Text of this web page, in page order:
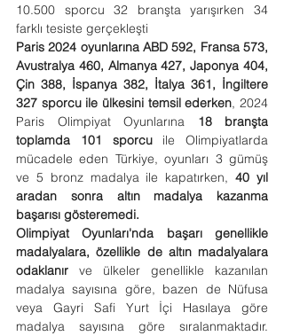
10.500 sporcu 32 branşta yarışırken 34
farklı tesiste gerçekleşti
Paris 2024 oyunlarına ABD 592, Fransa 573,
Avustralya 460, Almanya 427, Japonya 404,
Çin 388, İspanya 382, İtalya 361, İngiltere
327 sporcu ile ülkesini temsil ederken, 2024
Paris Olimpiyat Oyunlarına 18 branşta
toplamda 101 sporcu ile Olimpiyatlarda
mücadele eden Türkiye, oyunları 3 gümüş
ve 5 bronz madalya ile kapatırken, 40 yıl
aradan sonra altın madalya kazanma
başarısı gösteremedi.
Olimpiyat Oyunları'nda başarı genellikle
madalyalara, özellikle de altın madalyalara
odaklanır ve ülkeler genellikle kazanılan
madalya sayısına göre, bazen de Nüfusa
veya Gayri Safi Yurt İçi Hasılaya göre
madalya sayısına göre sıralanmaktadır.